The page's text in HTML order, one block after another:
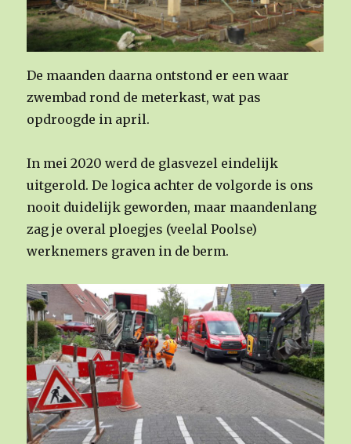
De maanden daarna ontstond er een waar
zwembad rond de meterkast, wat pas
opdroogde in april.
In mei 2020 werd de glasvezel eindelijk
uitgerold. De logica achter de volgorde is ons
nooit duidelijk geworden, maar maandenlang
zag je overal ploegjes (veelal Poolse)
werknemers graven in de berm.